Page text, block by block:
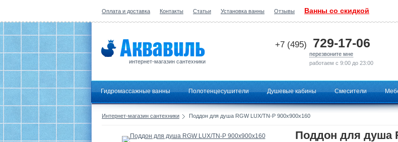
Оплата и доставка Контакты Статьи Установка ванны Отзывы Ванны со скидкой
интернет-магазин сантехники
+7 (495) 729-17-06
перезвоните мне
работаем с 9:00 до 23:00
Гидромассажные ванны Полотенцесушители Душевые кабины Смесители
Интернет-магазин сантехники Поддон для душа RGW LUX/TN-Р 900х900х160
Поддон для душа